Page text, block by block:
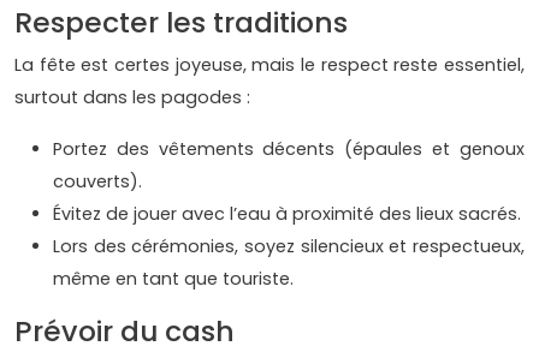
Respecter les traditions
La fête est certes joyeuse, mais le respect reste essentiel,
surtout dans les pagodes :
Portez des vêtements décents (épaules et genoux
couverts).
Évitez de jouer avec l’eau à proximité des lieux sacrés.
Lors des cérémonies, soyez silencieux et respectueux,
même en tant que touriste.
Prévoir du cash